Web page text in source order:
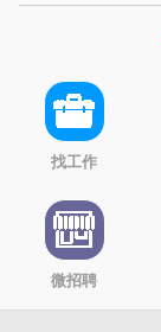
找工作
微招聘